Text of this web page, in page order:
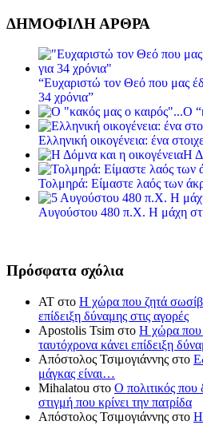
ΔΗΜΟΦΙΛΗ ΑΡΘΡΑ
“Ευχαριστώ τον Θεό που μας
34 χρόνια”
Ο
Ελληνική οικογένεια: ένα
Η
Τολμηρά: Είμαστε λαός των
Αυγούστου 480 π.Χ. Η μάχη
Πρόσφατα σχόλια
ΑΤ στο Η χώρα που ζητά
επίδειξη δύναμης στις αγορές
Apostolis Tsim στο Η χώρα που
ταυτόχρονα κάνει επίδειξη
Απόστολος Τσιμογιάννης στο
μάγκας είναι…
Mihalatou στο Ο πολιτικός που
στιγμή που κρίνει την πατρίδα
Απόστολος Τσιμογιάννης στο Η